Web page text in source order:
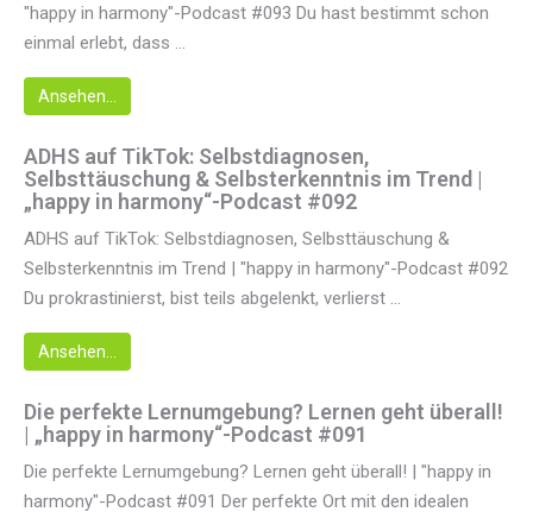
"happy in harmony"-Podcast #093 Du hast bestimmt schon
einmal erlebt, dass ...
Ansehen...
ADHS auf TikTok: Selbstdiagnosen,
Selbsttäuschung & Selbsterkenntnis im Trend |
„happy in harmony“-Podcast #092
ADHS auf TikTok: Selbstdiagnosen, Selbsttäuschung &
Selbsterkenntnis im Trend | "happy in harmony"-Podcast #092
Du prokrastinierst, bist teils abgelenkt, verlierst ...
Ansehen...
Die perfekte Lernumgebung? Lernen geht überall!
| „happy in harmony“-Podcast #091
Die perfekte Lernumgebung? Lernen geht überall! | "happy in
harmony"-Podcast #091 Der perfekte Ort mit den idealen